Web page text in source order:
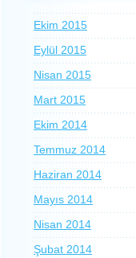
Ekim 2015
Eylül 2015
Nisan 2015
Mart 2015
Ekim 2014
Temmuz 2014
Haziran 2014
Mayıs 2014
Nisan 2014
Şubat 2014